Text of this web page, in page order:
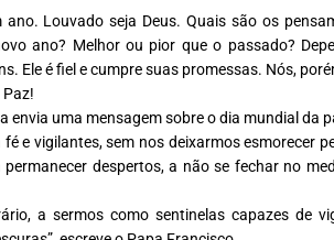
Louvado seja Deus. Quais são os
ano? Melhor ou pior que o passado?
Ele é fiel ecumpre suas promessas. Nós,
envia uma mensagem sobre o dia mundial da
fé e vigilantes, sem nos deixarmos esmorecer
permanecer despertos,a não se fechar no
a sermos como sentinelas capazes de